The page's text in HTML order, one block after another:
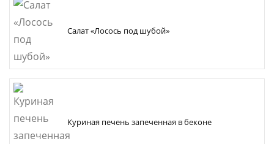
Салат «Лосось под шубой»
Куриная печень запеченная в беконе